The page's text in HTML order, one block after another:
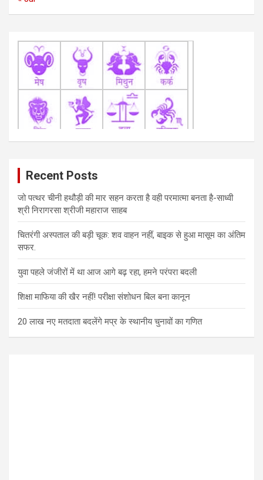
Recent Posts
जो पत्थर चीनी हथौड़ी की मार सहन करता है वही परमात्मा बनता है-साध्वी
श्री निरागरसा श्रीजी महाराज साहब
चितरंगी अस्पताल की बड़ी चूक: शव वाहन नहीं, बाइक से हुआ मासूम का अंतिम
सफर.
युवा पहले जंजीरों में था आज आगे बढ़ रहा, हमने परंपरा बदली
शिक्षा माफिया की खैर नहीं! परीक्षा संशोधन बिल बना कानून
20 लाख नए मतदाता बदलेंगे मप्र के स्थानीय चुनावों का गणित